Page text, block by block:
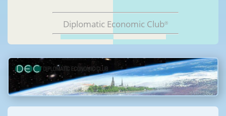
Diplomatic Economic Club®